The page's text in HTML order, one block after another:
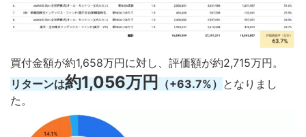
買付金額が約1,658万円に対し、評価額が約2,715万円。
リターンは約1,056万円 （+63.7%） となりまし
た。